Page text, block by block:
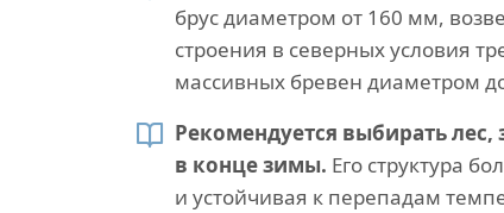
брус диаметром от 160 мм,
строения в северных условия
массивных бревен диаметром
Рекомендуется выбирать лес,
в конце зимы. Его структура
и устойчивая к перепадам